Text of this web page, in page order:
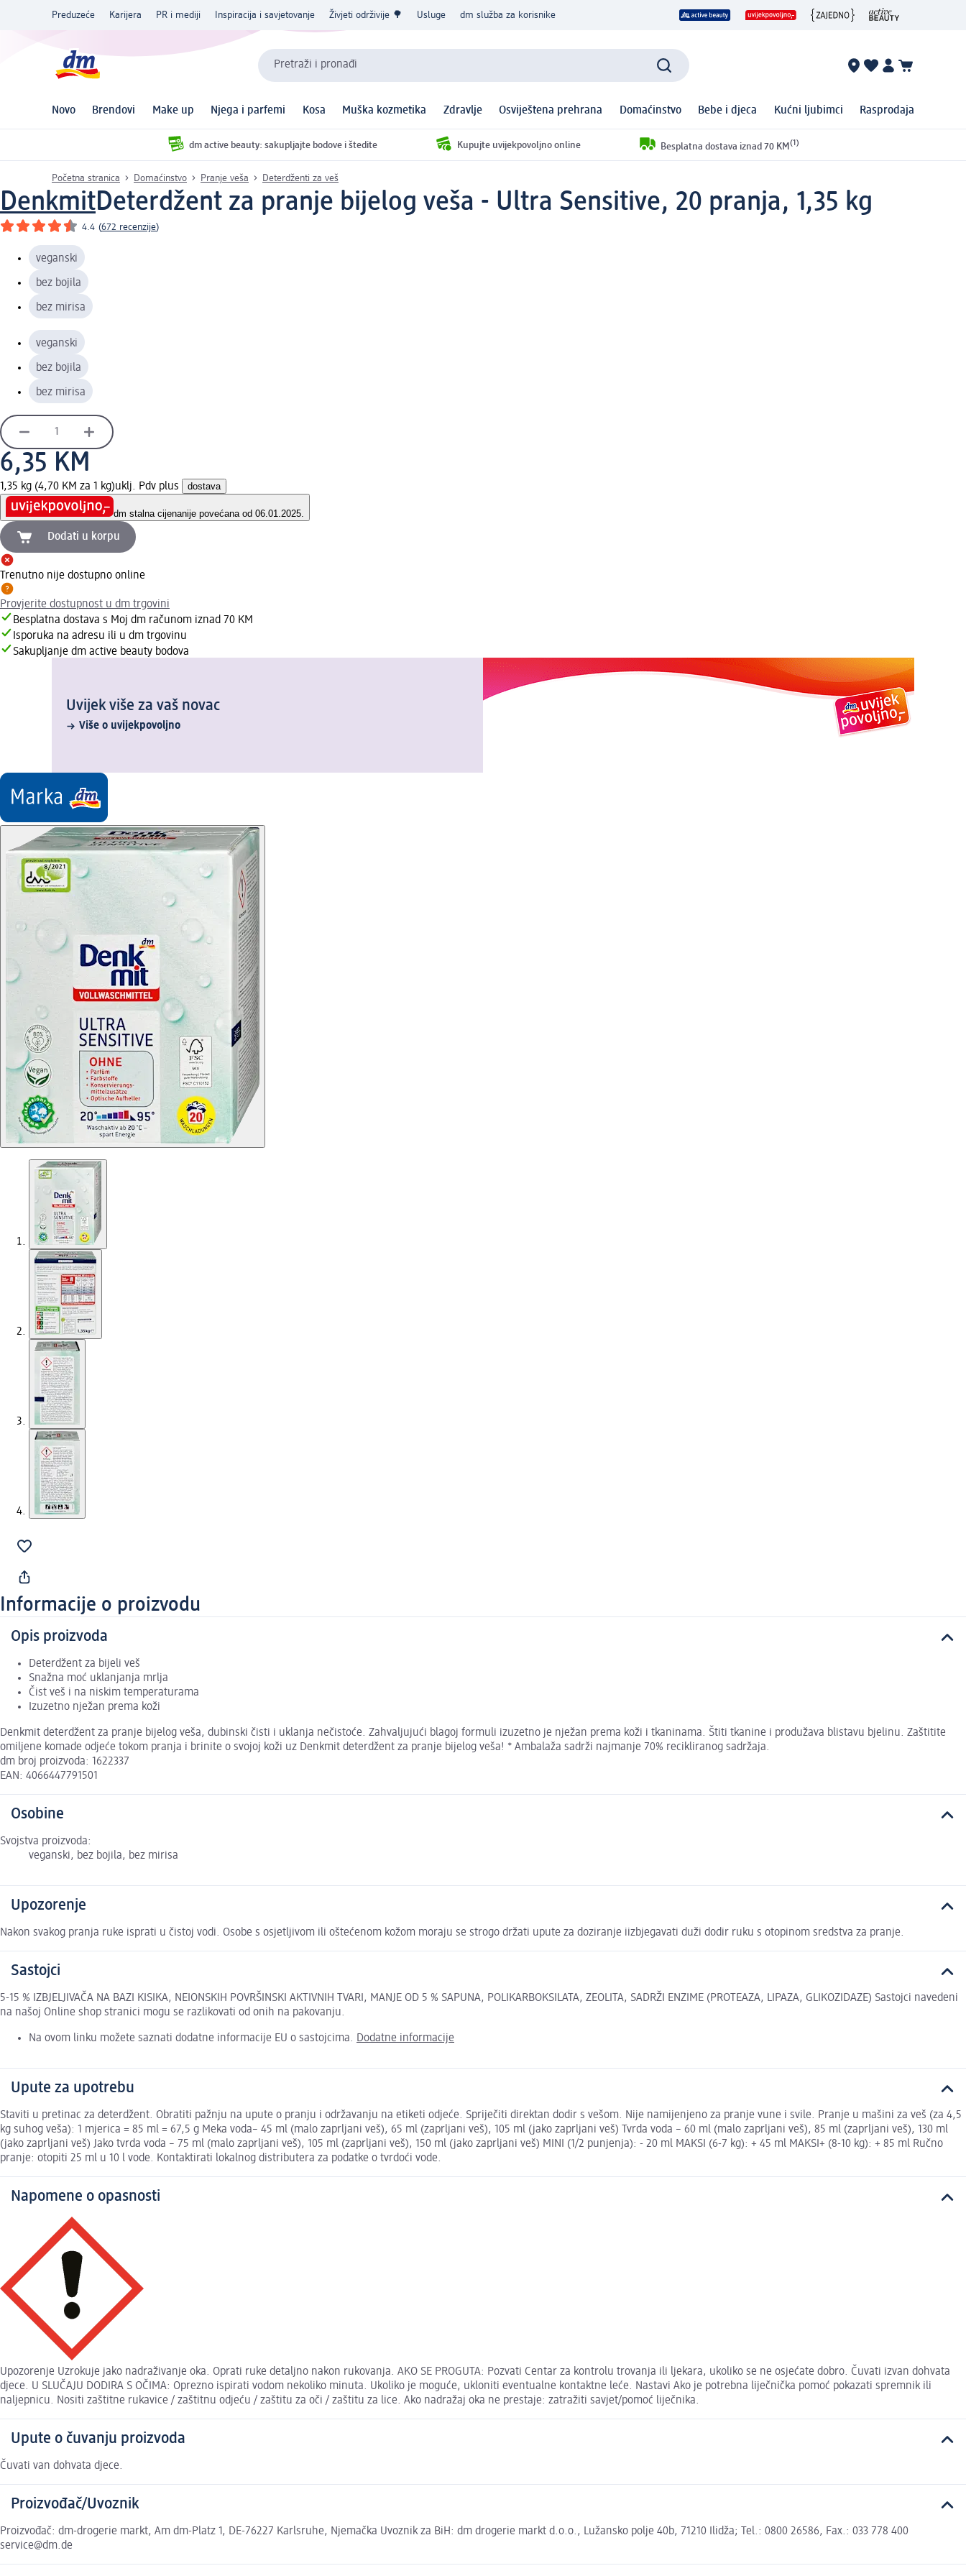
Preduzeće Karijera PR i mediji Inspiracija i savjetovanje Živjeti održivije 🌳 Usluge dm služba za korisnike
Pretraži i pronađi
Novo Brendovi Make up Njega i parfemi Kosa Muška kozmetika Zdravlje Osviještena prehrana Domaćinstvo Bebe i djeca Kućni ljubimci Rasprodaja
dm active beauty: sakupljajte bodove i štedite Kupujte uvijekpovoljno online Besplatna dostava iznad 70 KM (1)
Početna stranica Domaćinstvo Pranje veša Deterdženti za veš
DenkmitDeterdžent za pranje bijelog veša - Ultra Sensitive, 20 pranja, 1,35 kg
4.4 (672 recenzije)
veganski
bez bojila
bez mirisa
veganski
bez bojila
bez mirisa
6,35 KM
1,35 kg (4,70 KM za 1 kg)uklj. Pdv plus dostava
dm stalna cijenanije povećana od 06.01.2025.
Dodati u korpu
Trenutno nije dostupno online
Provjerite dostupnost u dm trgovini
Besplatna dostava s Moj dm računom iznad 70 KM
Isporuka na adresu ili u dm trgovinu
Sakupljanje dm active beauty bodova
Uvijek više za vaš novac
Više o uvijekpovoljno
Informacije o proizvodu
Opis proizvoda
Deterdžent za bijeli veš
Snažna moć uklanjanja mrlja
Čist veš i na niskim temperaturama
Izuzetno nježan prema koži
Denkmit deterdžent za pranje bijelog veša, dubinski čisti i uklanja nečistoće. Zahvaljujući blagoj formuli izuzetno je nježan prema koži i tkaninama. Štiti tkanine i produžava blistavu bjelinu. Zaštitite
omiljene komade odjeće tokom pranja i brinite o svojoj koži uz Denkmit deterdžent za pranje bijelog veša! * Ambalaža sadrži najmanje 70% recikliranog sadržaja.
dm broj proizvoda: 1622337
EAN: 4066447791501
Osobine
Svojstva proizvoda:
veganski, bez bojila, bez mirisa
Upozorenje
Nakon svakog pranja ruke isprati u čistoj vodi. Osobe s osjetljivom ili oštećenom kožom moraju se strogo držati upute za doziranje iizbjegavati duži dodir ruku s otopinom sredstva za pranje.
Sastojci
5-15 % IZBJELJIVAČA NA BAZI KISIKA, NEIONSKIH POVRŠINSKI AKTIVNIH TVARI, MANJE OD 5 % SAPUNA, POLIKARBOKSILATA, ZEOLITA, SADRŽI ENZIME (PROTEAZA, LIPAZA, GLIKOZIDAZE) Sastojci navedeni
na našoj Online shop stranici mogu se razlikovati od onih na pakovanju.
Na ovom linku možete saznati dodatne informacije EU o sastojcima. Dodatne informacije
Upute za upotrebu
Staviti u pretinac za deterdžent. Obratiti pažnju na upute o pranju i održavanju na etiketi odjeće. Spriječiti direktan dodir s vešom. Nije namijenjeno za pranje vune i svile. Pranje u mašini za veš (za 4,5
kg suhog veša): 1 mjerica = 85 ml = 67,5 g Meka voda– 45 ml (malo zaprljani veš), 65 ml (zaprljani veš), 105 ml (jako zaprljani veš) Tvrda voda – 60 ml (malo zaprljani veš), 85 ml (zaprljani veš), 130 ml
(jako zaprljani veš) Jako tvrda voda – 75 ml (malo zaprljani veš), 105 ml (zaprljani veš), 150 ml (jako zaprljani veš) MINI (1/2 punjenja): - 20 ml MAKSI (6-7 kg): + 45 ml MAKSI+ (8-10 kg): + 85 ml Ručno
pranje: otopiti 25 ml u 10 l vode. Kontaktirati lokalnog distributera za podatke o tvrdoći vode.
Napomene o opasnosti
Upozorenje Uzrokuje jako nadraživanje oka. Oprati ruke detaljno nakon rukovanja. AKO SE PROGUTA: Pozvati Centar za kontrolu trovanja ili ljekara, ukoliko se ne osjećate dobro. Čuvati izvan dohvata
djece. U SLUČAJU DODIRA S OČIMA: Oprezno ispirati vodom nekoliko minuta. Ukoliko je moguće, ukloniti eventualne kontaktne leće. Nastavi Ako je potrebna liječnička pomoć pokazati spremnik ili
naljepnicu. Nositi zaštitne rukavice / zaštitnu odjeću / zaštitu za oči / zaštitu za lice. Ako nadražaj oka ne prestaje: zatražiti savjet/pomoć liječnika.
Upute o čuvanju proizvoda
Čuvati van dohvata djece.
Proizvođač/Uvoznik
Proizvođač: dm-drogerie markt, Am dm-Platz 1, DE-76227 Karlsruhe, Njemačka Uvoznik za BiH: dm drogerie markt d.o.o., Lužansko polje 40b, 71210 Ilidža; Tel.: 0800 26586, Fax.: 033 778 400
service@dm.de